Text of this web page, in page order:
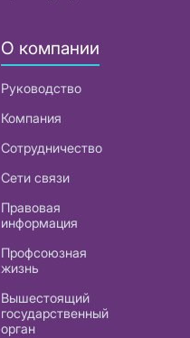
О компании
Руководство
Компания
Сотрудничество
Сети связи
Правовая
информация
Профсоюзная
жизнь
Вышестоящий
государственный
орган